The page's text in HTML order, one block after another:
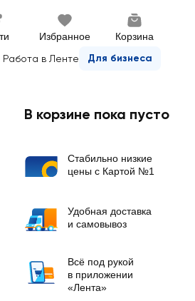
Избранное Корзина
Работа в Ленте Для бизнеса
В корзине пока пусто
Стабильно низкие
цены с Картой №1
Удобная доставка
и самовывоз
Всё под рукой
в приложении
«Лента»